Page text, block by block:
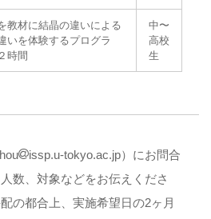
教材に結晶の違いによる
いを体験するプログラ
時間
中〜
高校
生
issp.u-tokyo.ac.jp）にお問合
数、対象などをお伝えくださ
の都合上、実施希望日の2ヶ月